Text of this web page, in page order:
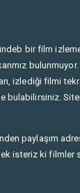
bir film
izlediği filmi
paylaşım
isteriz ki filmler